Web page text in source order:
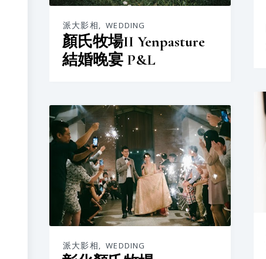
派大影相, WEDDING
顏氏牧場II Yenpasture
結婚晚宴 P&L
派大影相, WEDDING